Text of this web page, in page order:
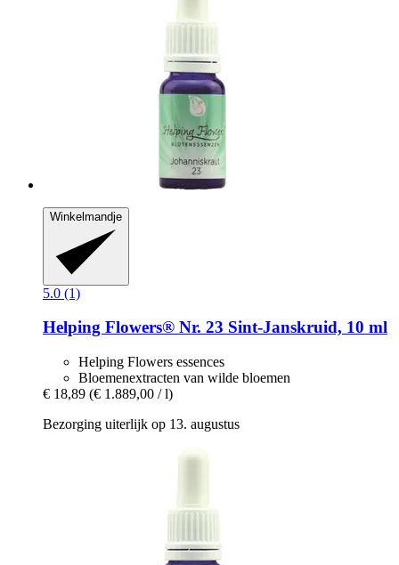
Winkelmandje
5.0 (1)
Helping Flowers® Nr. 23 Sint-​Janskruid, 10 ml
Helping Flowers essences
Bloemenextracten van wilde bloemen
€ 18,89 (€ 1.889,00 / l)
Bezorging uiterlijk op 13. augustus